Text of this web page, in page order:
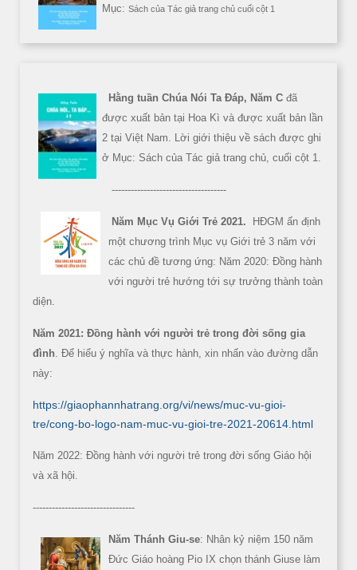
Mục: Sách của Tác giả trang chủ cuối cột 1
Hằng tuần Chúa Nói Ta Đáp, Năm C đã
được xuất bản tại Hoa Kì và được xuất bản lần
2 tại Việt Nam. Lời giới thiệu về sách được ghi
ở Mục: Sách của Tác giả trang chủ, cuối cột 1.
------------------------------------
Năm Mục Vụ Giới Trẻ 2021.
HĐGM ấn định
một chương trình Mục vụ Giới trẻ 3 năm với
các chủ đề tương ứng: Năm 2020: Đồng hành
với người trẻ hướng tới sự trưởng thành toàn
diện.
Năm 2021: Đồng hành với người trẻ trong đời sống gia
đình. Để hiểu ý nghĩa và thực hành, xin nhấn vào đường dẫn
này:
https://giaophannhatrang.org/vi/news/muc-vu-gioi-
tre/cong-bo-logo-nam-muc-vu-gioi-tre-2021-20614.html
Năm 2022: Đồng hành với người trẻ trong đời sống Giáo hội
và xã hội.
--------------------------------
Năm Thánh Giu-se: Nhân kỷ niệm 150 năm
Đức Giáo hoàng Pio IX chọn thánh Giuse làm